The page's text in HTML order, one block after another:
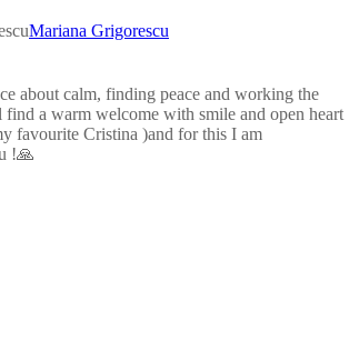
Mariana Grigorescu
about calm, finding peace and working the
a warm welcome with smile and open heart
favourite Cristina )and for this I am
!🙏